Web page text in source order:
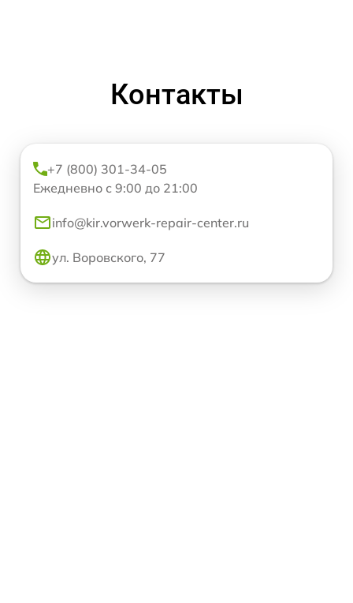
Контакты
+7 (800) 301-34-05
Ежедневно с 9:00 до 21:00
info@kir.vorwerk-repair-center.ru
ул. Воровского, 77